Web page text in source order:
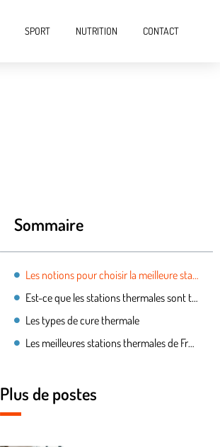
SPORT NUTRITION CONTACT
Sommaire
Les notions pour choisir la meilleure station thermale
Est-ce que les stations thermales sont tous les mêmes ?
Les types de cure thermale
Les meilleures stations thermales de France
Plus de postes